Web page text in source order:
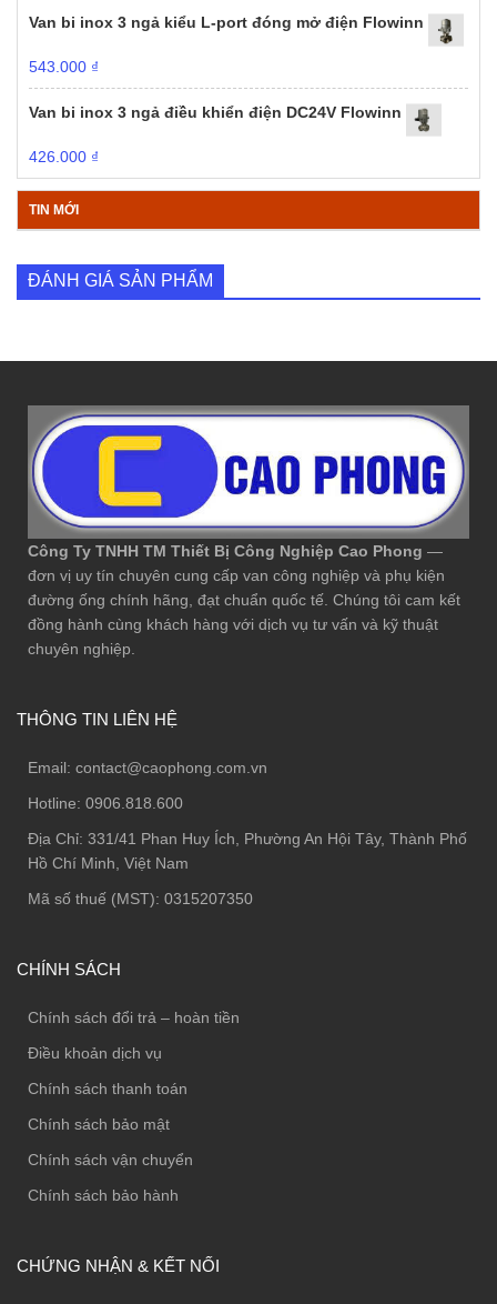
Van bi inox 3 ngả kiểu L-port đóng mở điện Flowinn
543.000 ₫
Van bi inox 3 ngả điều khiển điện DC24V Flowinn
426.000 ₫
TIN MỚI
ĐÁNH GIÁ SẢN PHẨM
Công Ty TNHH TM Thiết Bị Công Nghiệp Cao Phong —
đơn vị uy tín chuyên cung cấp van công nghiệp và phụ kiện
đường ống chính hãng, đạt chuẩn quốc tế. Chúng tôi cam kết
đồng hành cùng khách hàng với dịch vụ tư vấn và kỹ thuật
chuyên nghiệp.
THÔNG TIN LIÊN HỆ
Email: contact@caophong.com.vn
Hotline: 0906.818.600
Địa Chỉ: 331/41 Phan Huy Ích, Phường An Hội Tây, Thành Phố
Hồ Chí Minh, Việt Nam
Mã số thuế (MST): 0315207350
CHÍNH SÁCH
Chính sách đổi trả – hoàn tiền
Điều khoản dịch vụ
Chính sách thanh toán
Chính sách bảo mật
Chính sách vận chuyển
Chính sách bảo hành
CHỨNG NHẬN & KẾT NỐI